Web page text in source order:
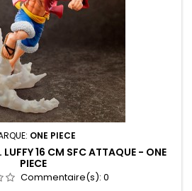
ONE PIECE
LUFFY 16 CM SFC ATTAQUE - ONE
PIECE
Commentaire(s): 0